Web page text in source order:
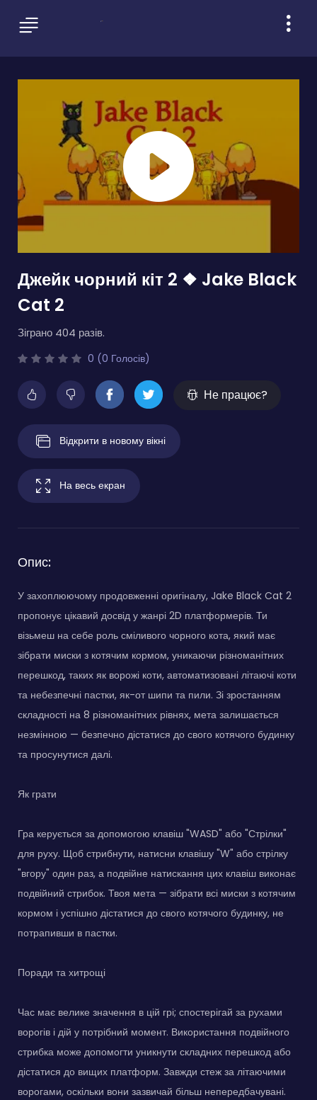
Джейк чорний кіт 2 ❖ Jake Black
Cat 2
Зіграно 404 разів.
0 (0 Голосів)
Не працює?
Відкрити в новому вікні
На весь екран
Опис:
У захоплюючому продовженні оригіналу, Jake Black Cat 2
пропонує цікавий досвід у жанрі 2D платформерів. Ти
візьмеш на себе роль сміливого чорного кота, який має
зібрати миски з котячим кормом, уникаючи різноманітних
перешкод, таких як ворожі коти, автоматизовані літаючі коти
та небезпечні пастки, як-от шипи та пили. Зі зростанням
складності на 8 різноманітних рівнях, мета залишається
незмінною — безпечно дістатися до свого котячого будинку
та просунутися далі.
Як грати
Гра керується за допомогою клавіш "WASD" або "Стрілки"
для руху. Щоб стрибнути, натисни клавішу "W" або стрілку
"вгору" один раз, а подвійне натискання цих клавіш виконає
подвійний стрибок. Твоя мета — зібрати всі миски з котячим
кормом і успішно дістатися до свого котячого будинку, не
потрапивши в пастки.
Поради та хитрощі
Час має велике значення в цій грі; спостерігай за рухами
ворогів і дій у потрібний момент. Використання подвійного
стрибка може допомогти уникнути складних перешкод або
дістатися до вищих платформ. Завжди стеж за літаючими
ворогами, оскільки вони зазвичай більш непередбачувані.